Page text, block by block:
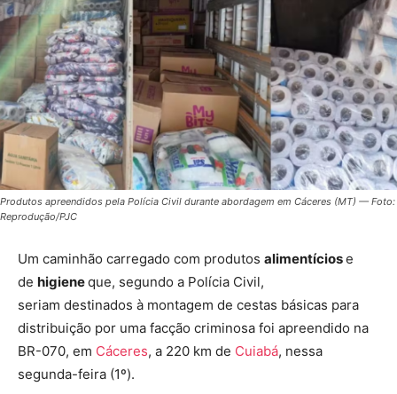
Produtos apreendidos pela Polícia Civil durante abordagem em Cáceres (MT) — Foto:
Reprodução/PJC
Um caminhão carregado com produtos alimentíciose
de higieneque, segundo a Polícia Civil,
seriam destinados à montagem de cestas básicas para
distribuição por uma facção criminosa foi apreendido na
BR-070, em Cáceres, a 220 km de Cuiabá, nessa
segunda-feira (1º).